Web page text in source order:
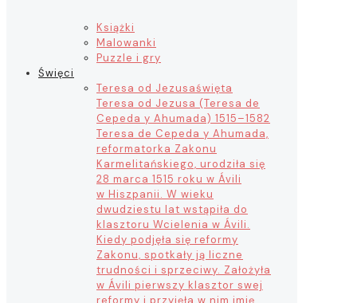
Książki
Malowanki
Puzzle i gry
Święci
Teresa od Jezusaświęta
Teresa od Jezusa (Teresa de
Cepeda y Ahumada) 1515–1582
Teresa de Cepeda y Ahumada,
reformatorka Zakonu
Karmelitańskiego, urodziła się
28 marca 1515 roku w Ávili
w Hiszpanii. W wieku
dwudziestu lat wstąpiła do
klasztoru Wcielenia w Ávili.
Kiedy podjęła się reformy
Zakonu, spotkały ją liczne
trudności i sprzeciwy. Założyła
w Ávili pierwszy klasztor swej
reformy i przyjęła w nim imię